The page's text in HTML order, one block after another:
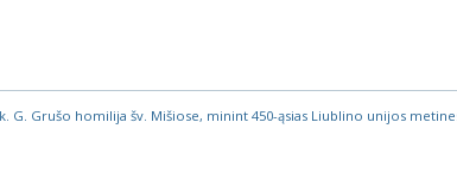
G. Grušo homilija šv. Mišiose, minint 450-ąsias Liublino unijos